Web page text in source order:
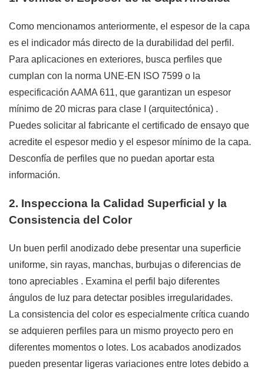
Como mencionamos anteriormente, el espesor de la capa
es el indicador más directo de la durabilidad del perfil.
Para aplicaciones en exteriores, busca perfiles que
cumplan con la norma UNE-EN ISO 7599 o la
especificación AAMA 611, que garantizan un espesor
mínimo de 20 micras para clase I (arquitectónica) .
Puedes solicitar al fabricante el certificado de ensayo que
acredite el espesor medio y el espesor mínimo de la capa.
Desconfía de perfiles que no puedan aportar esta
información.
2. Inspecciona la Calidad Superficial y la
Consistencia del Color
Un buen perfil anodizado debe presentar una superficie
uniforme, sin rayas, manchas, burbujas o diferencias de
tono apreciables . Examina el perfil bajo diferentes
ángulos de luz para detectar posibles irregularidades.
La consistencia del color es especialmente crítica cuando
se adquieren perfiles para un mismo proyecto pero en
diferentes momentos o lotes. Los acabados anodizados
pueden presentar ligeras variaciones entre lotes debido a